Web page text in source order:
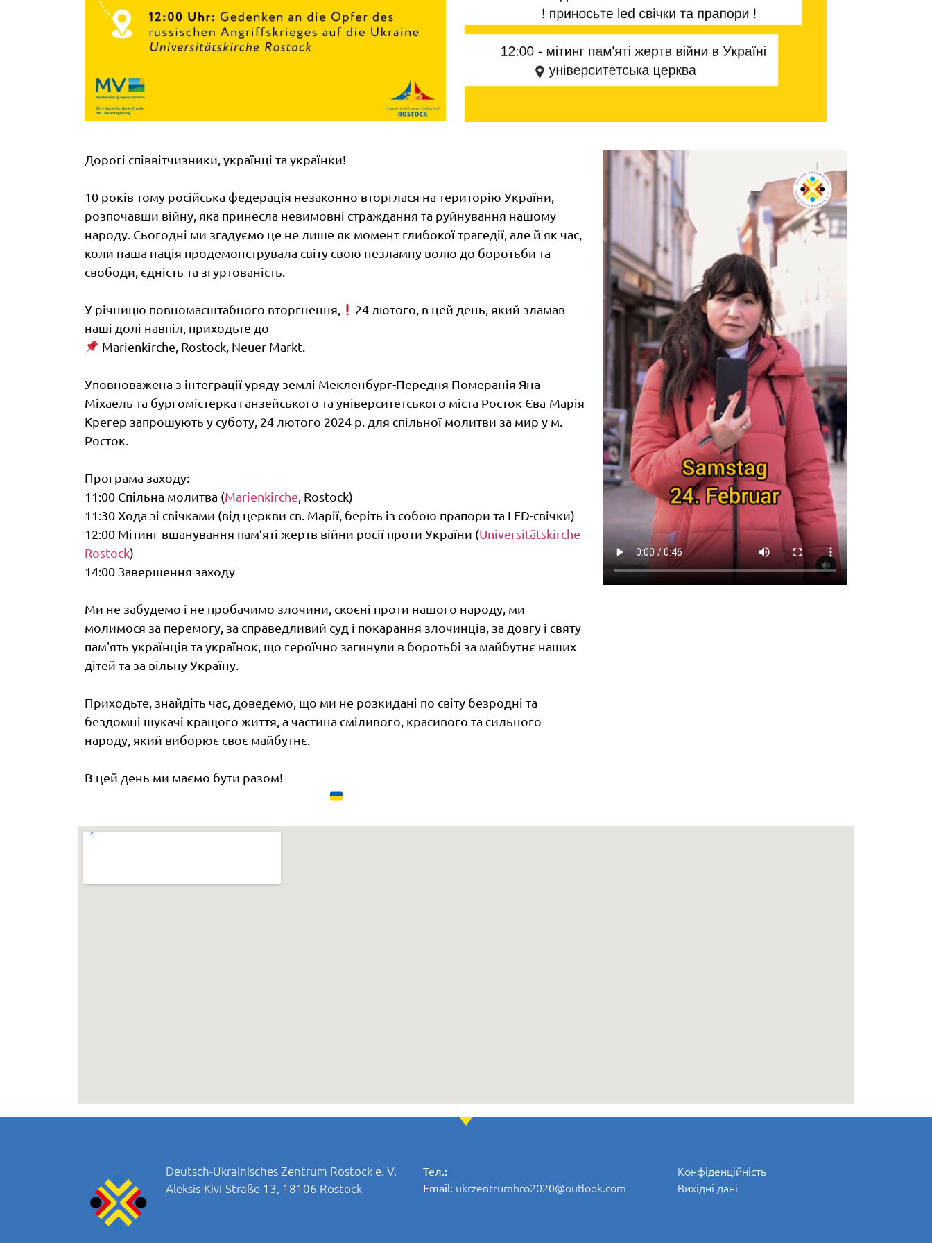
Дорогі співвітчизники, українці та українки!
10 років тому російська федерація незаконно вторглася на територію України,
розпочавши війну, яка принесла невимовні страждання та руйнування нашому
народу. Сьогодні ми згадуємо це не лише як момент глибокої трагедії, але й як час,
коли наша нація продемонструвала світу свою незламну волю до боротьби та
свободи, єдність та згуртованість.
У річницю повномасштабного вторгнення,
24 лютого, в цей день, який зламав
наші долі навпіл, приходьте до
Marienkirche, Rostock, Neuer Markt.
Уповноважена з інтеграції уряду землі Мекленбург-Передня Померанія Яна
Міхаель та бургомістерка ганзейського та університетського міста Росток Єва-Марія
Крегер запрошують у суботу, 24 лютого 2024 р. для спільної молитви за мир у м.
Росток.
Програма заходу:
11:00 Спільна молитва (Marienkirche , Rostock)
11:30 Хода зі свічками (від церкви св. Марії, беріть із собою прапори та LED-свічки)
12:00 Мітинг вшанування пам’яті жертв війни росії проти України (Universitätskirche
Rostock)
14:00 Завершення заходу
Ми не забудемо і не пробачимо злочини, скоєні проти нашого народу, ми
молимося за перемогу, за справедливий суд і покарання злочинців, за довгу і святу
пам'ять українців та українок, що героїчно загинули в боротьбі за майбутнє наших
дітей та за вільну Україну.
Приходьте, знайдіть час, доведемо, що ми не розкидані по світу безродні та
бездомні шукачі кращого життя, а частина сміливого, красивого та сильного
народу, який виборює своє майбутнє.
В цей день ми маємо бути разом!
Deutsch-Ukrainisches Zentrum Rostock e. V.
Aleksis-Kivi-Straße 13, 18106 Rostock
Тел.:
Email: ukrzentrumhro2020@outlook.com
Конфіденційність
Вихідні дані